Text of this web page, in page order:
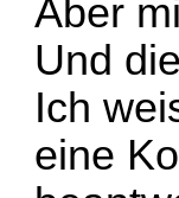
Aber
Und
Ich
eine